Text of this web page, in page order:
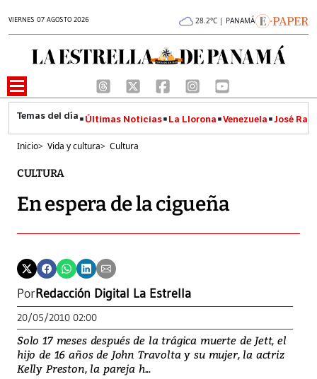
VIERNES 07 AGOSTO 2026 28.2°C | PANAMÁ
Últimas Noticias La Llorona Venezuela José
Inicio> Vida y cultura> Cultura
CULTURA
En espera de la cigueña
PorRedacción Digital La Estrella
20/05/2010 02:00
Solo 17 meses después de la trágica muerte de Jett, el
hijo de 16 años de John Travolta y su mujer, la actriz
Kelly Preston, la pareja h...